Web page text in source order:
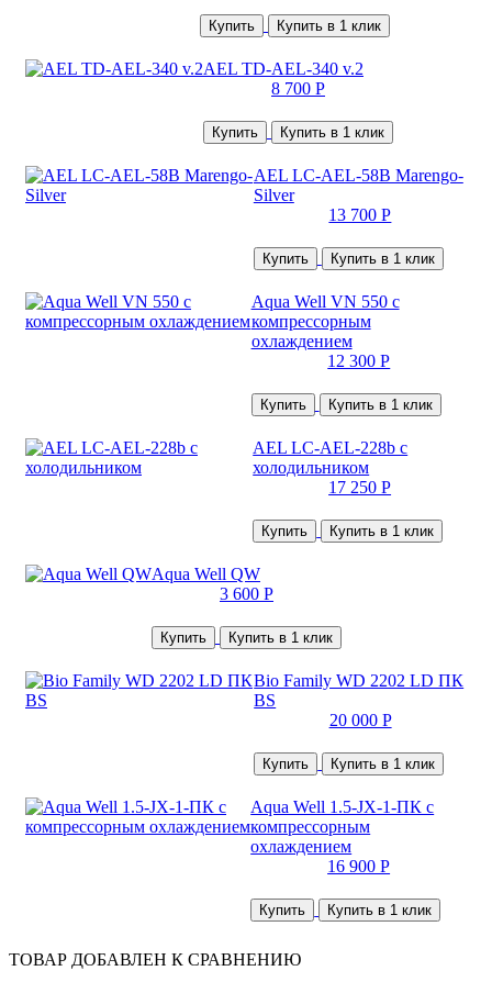
Купить Купить в 1 клик
AEL TD-AEL-340 v.2
8 700 Р
Купить Купить в 1 клик
AEL LC-AEL-58B Marengo-
Silver
13 700 Р
Купить Купить в 1 клик
Aqua Well VN 550 с
компрессорным
охлаждением
12 300 Р
Купить Купить в 1 клик
AEL LC-AEL-228b с
холодильником
17 250 Р
Купить Купить в 1 клик
Aqua Well QW
3 600 Р
Купить Купить в 1 клик
Bio Family WD 2202 LD ПК
BS
20 000 Р
Купить Купить в 1 клик
Aqua Well 1.5-JX-1-ПК с
компрессорным
охлаждением
16 900 Р
Купить Купить в 1 клик
ТОВАР ДОБАВЛЕН К СРАВНЕНИЮ